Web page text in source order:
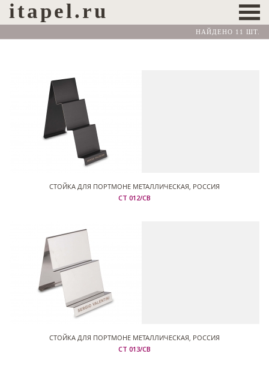
itapel.ru
НАЙДЕНО 11 ШТ.
СТОЙКА ДЛЯ ПОРТМОНЕ МЕТАЛЛИЧЕСКАЯ, РОССИЯ
СТ 012/СВ
СТОЙКА ДЛЯ ПОРТМОНЕ МЕТАЛЛИЧЕСКАЯ, РОССИЯ
СТ 013/СВ